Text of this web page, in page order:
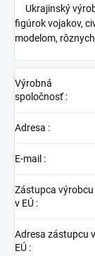
Ukrajinský
figúrok vojakov,
modelom,
Výrobná
spoločnosť:
Adresa :
E-mail :
Zástupca výrobcu
v EÚ :
Adresa zástupcu v
EÚ :